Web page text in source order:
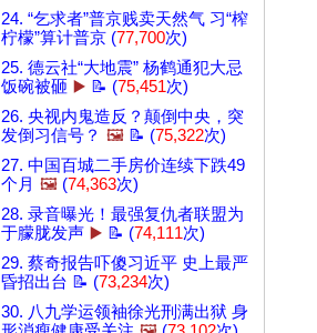
24. “乞求者”普京贱卖天然气 习“榨
柠檬”算计普京 (77,700次)
25. 德云社“大地震” 杨鹤通犯大忌
饭碗被砸 ▶️ 📝 (75,451次)
26. 央视内鬼造反？颠倒中央，突
发倒习信号？ 🖼️ 📝 (75,322次)
27. 中国百城二手房价连续下跌49
个月 🖼️ (74,363次)
28. 录音曝光！最强复仇者联盟为
于朦胧发声 ▶️ 📝 (74,111次)
29. 蔡奇报告吓傻习近平 史上最严
昏招出台 📝 (73,234次)
30. 八九学运领袖徐光刑满出狱 身